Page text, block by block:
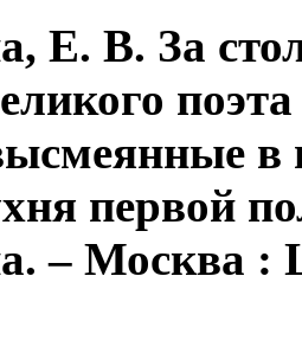
Е. В. За
первой
– Москва :